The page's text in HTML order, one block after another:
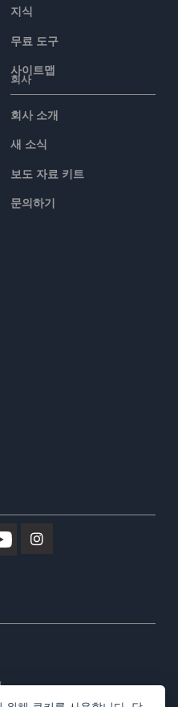
지식
무료 도구
사이트맵
회사
회사 소개
새 소식
보도 자료 키트
문의하기